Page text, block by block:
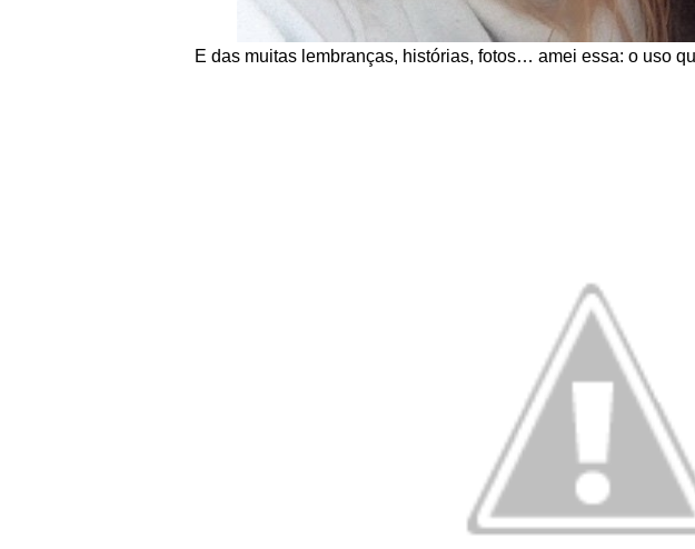
E das muitas lembranças, histórias, fotos… amei essa: o uso